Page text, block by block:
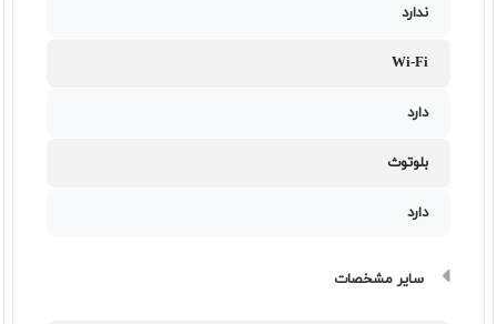
ندارد
Wi-Fi
دارد
بلوتوث
دارد
سایر مشخصات